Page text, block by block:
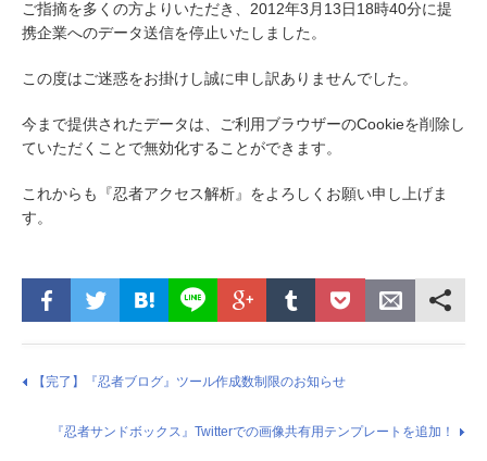
ご指摘を多くの方よりいただき、2012年3月13日18時40分に提
携企業へのデータ送信を停止いたしました。
この度はご迷惑をお掛けし誠に申し訳ありませんでした。
今まで提供されたデータは、ご利用ブラウザーのCookieを削除し
ていただくことで無効化することができます。
これからも『忍者アクセス解析』をよろしくお願い申し上げま
す。
【完了】『忍者ブログ』ツール作成数制限のお知らせ
『忍者サンドボックス』Twitterでの画像共有用テンプレートを追加！